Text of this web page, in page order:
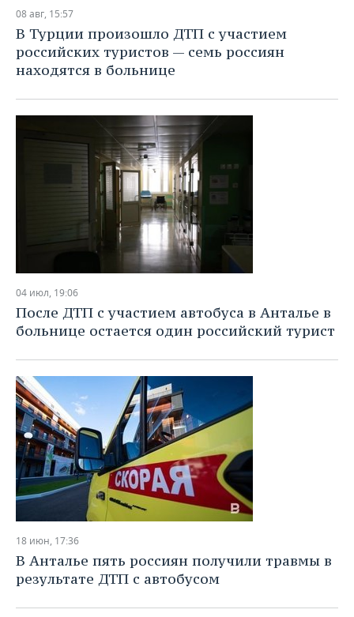
08 авг, 15:57
В Турции произошло ДТП с участием
российских туристов — семь россиян
находятся в больнице
04 июл, 19:06
После ДТП с участием автобуса в Анталье в
больнице остается один российский турист
18 июн, 17:36
В Анталье пять россиян получили травмы в
результате ДТП с автобусом